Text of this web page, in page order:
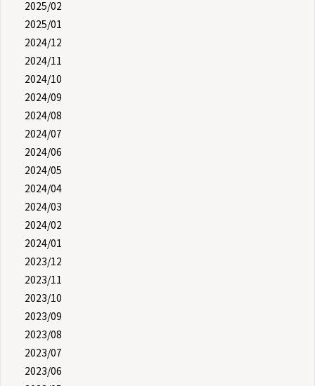
2025/02
2025/01
2024/12
2024/11
2024/10
2024/09
2024/08
2024/07
2024/06
2024/05
2024/04
2024/03
2024/02
2024/01
2023/12
2023/11
2023/10
2023/09
2023/08
2023/07
2023/06